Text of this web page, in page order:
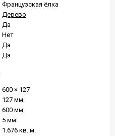
Французская ёлка
Дерево
Да
Нет
Да
Да
600 × 127
127 мм
600 мм
5 мм
1.676 кв. м.